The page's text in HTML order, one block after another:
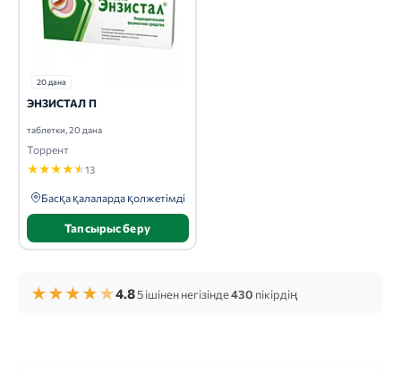
20 дана
ЭНЗИСТАЛ П
таблетки, 20 дана
Торрент
★★★★★13
Басқа қалаларда қолжетімді
Тапсырыс беру
★★★★★4.85 ішінен негізінде430 пікірдің